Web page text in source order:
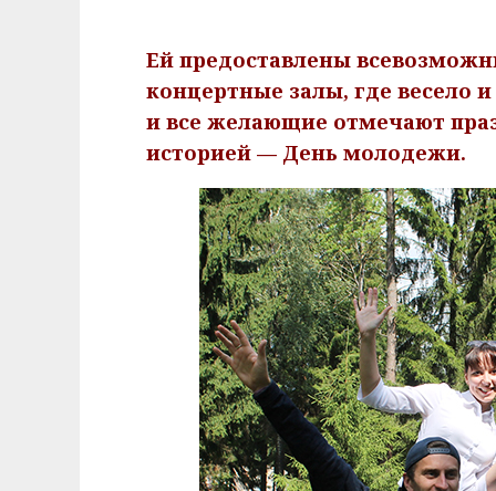
Ей предоставлены
концертные залы, где весело
и все желающие отмечают
историей — День молодежи.